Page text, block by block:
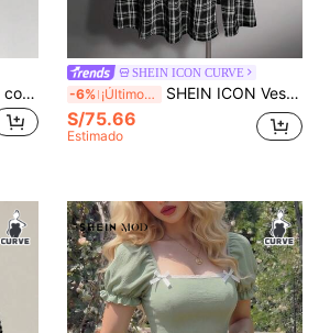
Sunspun Vestido de manga corta con cuello cuadrado y estampado de cuadros, talla grande, para verano
SHEIN ICON CURVE
-6% ¡Últimos 3 días SHEIN ICON Vestido de talla grande Y2K vintage con cuello cuadrado y estampado de cuadros, vestido midi con abertura frontal, vestido vintage gótico punk
S/75.66
Estimado